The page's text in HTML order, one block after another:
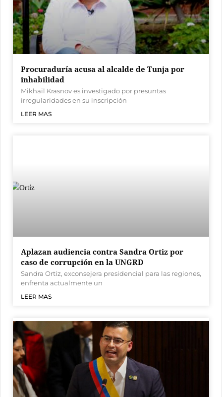
Procuraduría acusa al alcalde de Tunja por
inhabilidad
Mikhail Krasnov es investigado por presuntas
irregularidades en su inscripción
LEER MAS
Aplazan audiencia contra Sandra Ortiz por
caso de corrupción en la UNGRD
Sandra Ortiz, exconsejera presidencial para las regiones,
enfrenta actualmente un
LEER MAS